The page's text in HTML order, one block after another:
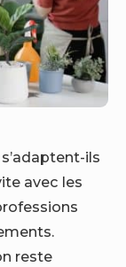
ils
avec les
reste